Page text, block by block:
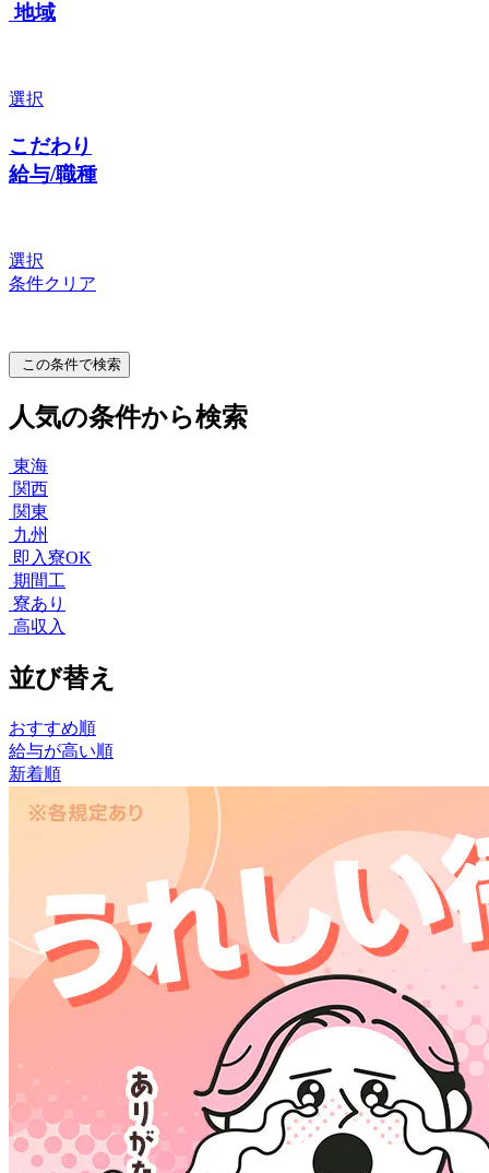
地域
選択
こだわり
給与/職種
選択
条件クリア
この条件で検索
人気の条件から検索
東海
関西
関東
九州
即入寮OK
期間工
寮あり
高収入
並び替え
おすすめ順
給与が高い順
新着順